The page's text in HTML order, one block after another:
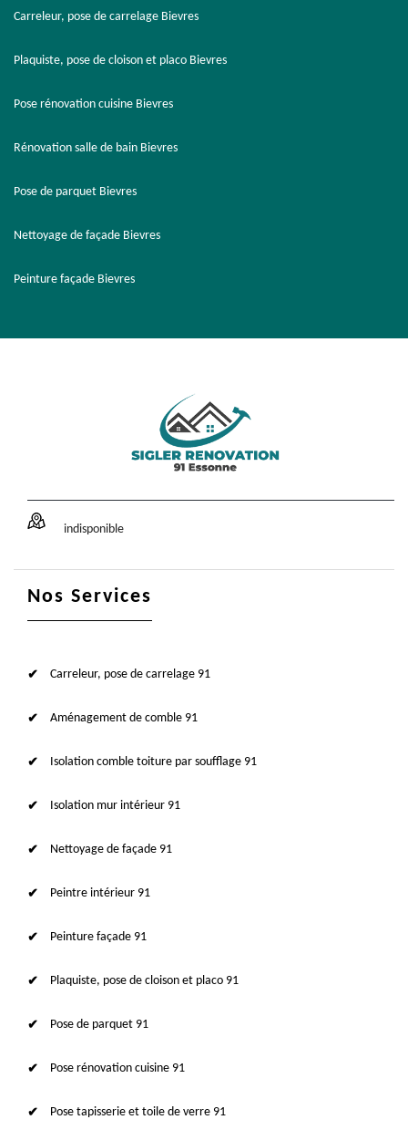
Carreleur, pose de carrelage Bievres
Plaquiste, pose de cloison et placo Bievres
Pose rénovation cuisine Bievres
Rénovation salle de bain Bievres
Pose de parquet Bievres
Nettoyage de façade Bievres
Peinture façade Bievres
indisponible
Nos Services
Carreleur, pose de carrelage 91
Aménagement de comble 91
Isolation comble toiture par soufflage 91
Isolation mur intérieur 91
Nettoyage de façade 91
Peintre intérieur 91
Peinture façade 91
Plaquiste, pose de cloison et placo 91
Pose de parquet 91
Pose rénovation cuisine 91
Pose tapisserie et toile de verre 91